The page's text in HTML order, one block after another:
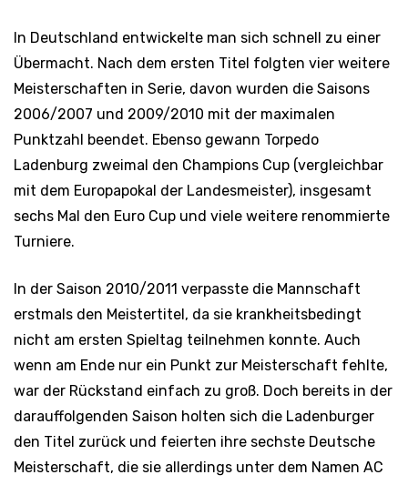
In Deutschland entwickelte man sich schnell zu einer
Übermacht. Nach dem ersten Titel folgten vier weitere
Meisterschaften in Serie, davon wurden die Saisons
2006/2007 und 2009/2010 mit der maximalen
Punktzahl beendet. Ebenso gewann Torpedo
Ladenburg zweimal den Champions Cup (vergleichbar
mit dem Europapokal der Landesmeister), insgesamt
sechs Mal den Euro Cup und viele weitere renommierte
Turniere.
In der Saison 2010/2011 verpasste die Mannschaft
erstmals den Meistertitel, da sie krankheitsbedingt
nicht am ersten Spieltag teilnehmen konnte. Auch
wenn am Ende nur ein Punkt zur Meisterschaft fehlte,
war der Rückstand einfach zu groß. Doch bereits in der
darauffolgenden Saison holten sich die Ladenburger
den Titel zurück und feierten ihre sechste Deutsche
Meisterschaft, die sie allerdings unter dem Namen AC